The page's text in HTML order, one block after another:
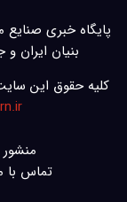
پایگاه خبری
بنیان ایران
کلیه حقوق این
تماس با